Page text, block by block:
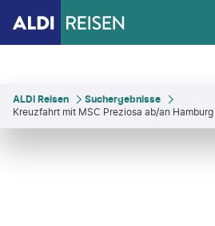
ALDI Reisen
Suchergebnisse
Kreuzfahrt mit MSC Preziosa ab/an Hamburg